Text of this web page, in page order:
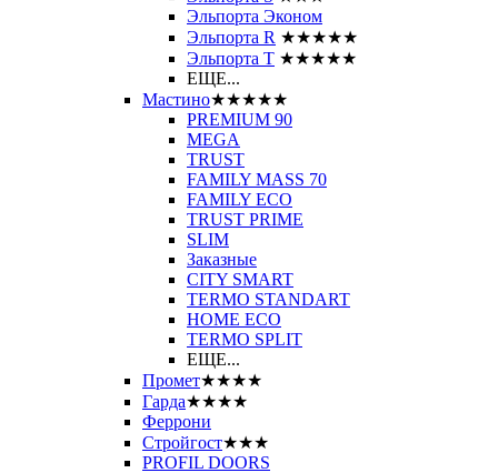
Эльпорта Эконом
Эльпорта R ★★★★★
Эльпорта Т ★★★★★
ЕЩЕ...
Мастино★★★★★
PREMIUM 90
MEGA
TRUST
FAMILY MASS 70
FAMILY ECO
TRUST PRIME
SLIM
Заказные
CITY SMART
TERMO STANDART
HOME ECO
ТЕRМО SPLIT
ЕЩЕ...
Промет★★★★
Гарда★★★★
Феррони
Стройгост★★★
PROFIL DOORS